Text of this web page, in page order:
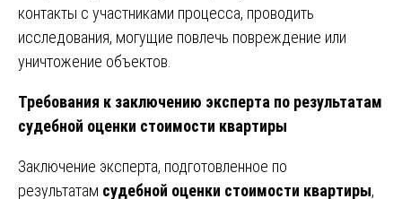
контакты с участниками процесса, проводить
исследования, могущие повлечь повреждение или
уничтожение объектов.
Требования к заключению эксперта по результатам
судебной оценки стоимости квартиры
Заключение эксперта, подготовленное по
результатам судебной оценки стоимости квартиры,